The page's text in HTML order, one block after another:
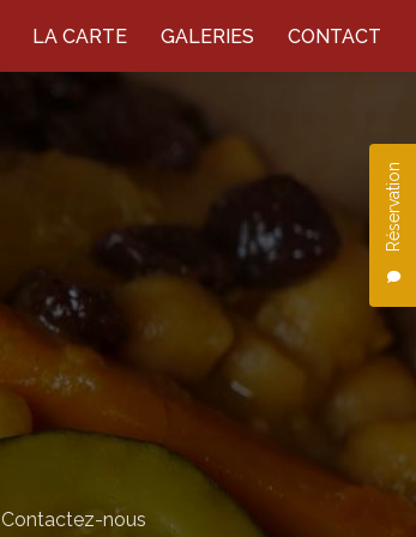
Réservation
LA CARTE GALERIES CONTACT
Contactez-nous